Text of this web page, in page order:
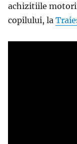
achizitiile
copilului, la